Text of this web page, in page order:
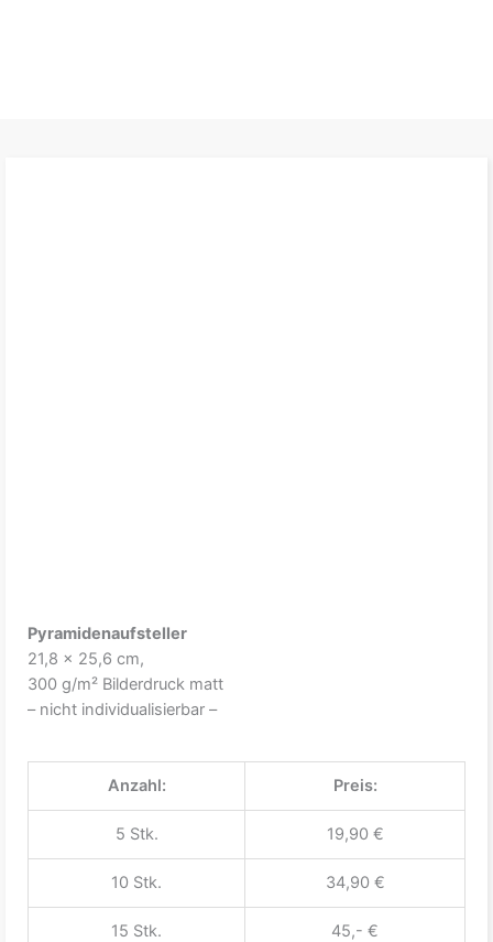
Pyramidenaufsteller
21,8 x 25,6 cm,
300 g/m² Bilderdruck matt
– nicht individualisierbar –
Anzahl: Preis:
5 Stk. 19,90 €
10 Stk. 34,90 €
15 Stk. 45,- €